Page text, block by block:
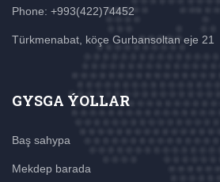
Phone: +993(422)74452
Türkmenabat, köçe Gurbansoltan eje 21
GYSGA ÝOLLAR
Baş sahypa
Mekdep barada